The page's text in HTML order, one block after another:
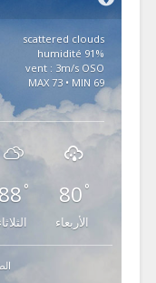
scattered clouds
91% humidité
vent : 3m/s OSO
MAX 73 • MIN 69
° 80 °
الأربعاء